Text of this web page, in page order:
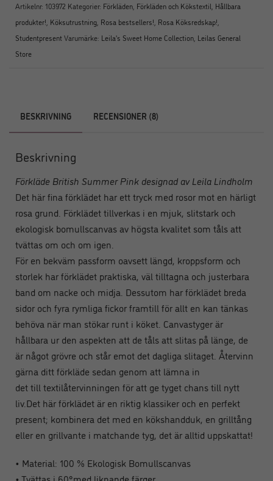
Artikelnr: 103972 Kategorier: Förkläden, Förkläden och Kökstextil, Hållbara
produkter!, Köksutrustning, Rosa bestsellers!, Rosa Köksredskap!,
StudentpresentVarumärke: Leila's Sweet Home Collection, Leilas General
Store
BESKRIVNING RECENSIONER (8)
Beskrivning
Förkläde British Summer Pink designad av Leila Lindholm
Det här fina förklädet har ett tryck med rosor mot en härligt
rosa grund. Förklädet tillverkas i en mjuk, slitstark och
ekologisk bomullscanvas av högsta kvalitet som tåls att
tvättas om och om igen.
För en bekväm passform oavsett längd, kroppsform och
storlek har förklädet praktiska, väl tilltagna och justerbara
band om nacke och midja. Dessutom har förklädet breda
sidor och fyra rymliga fickor framtill för allt en kan tänkas
behöva när man stökar runt i köket. Canvastyger är
hållbara ur den aspekten att de tåls att slitas på länge, de
är något grövre och står emot det dagliga slitaget. Återvinn
gärna ditt förkläde sedan genom att lämna in
det till textilåtervinningen för att ge tyget chans till nytt
liv.Det här förklädet är en riktig klassiker och en perfekt
present; kombinera det med en kökshandduk, en grilltång
eller en grillvante i matchande tyg, det är alltid uppskattat!
• Material: 100 % Ekologisk Bomullscanvas